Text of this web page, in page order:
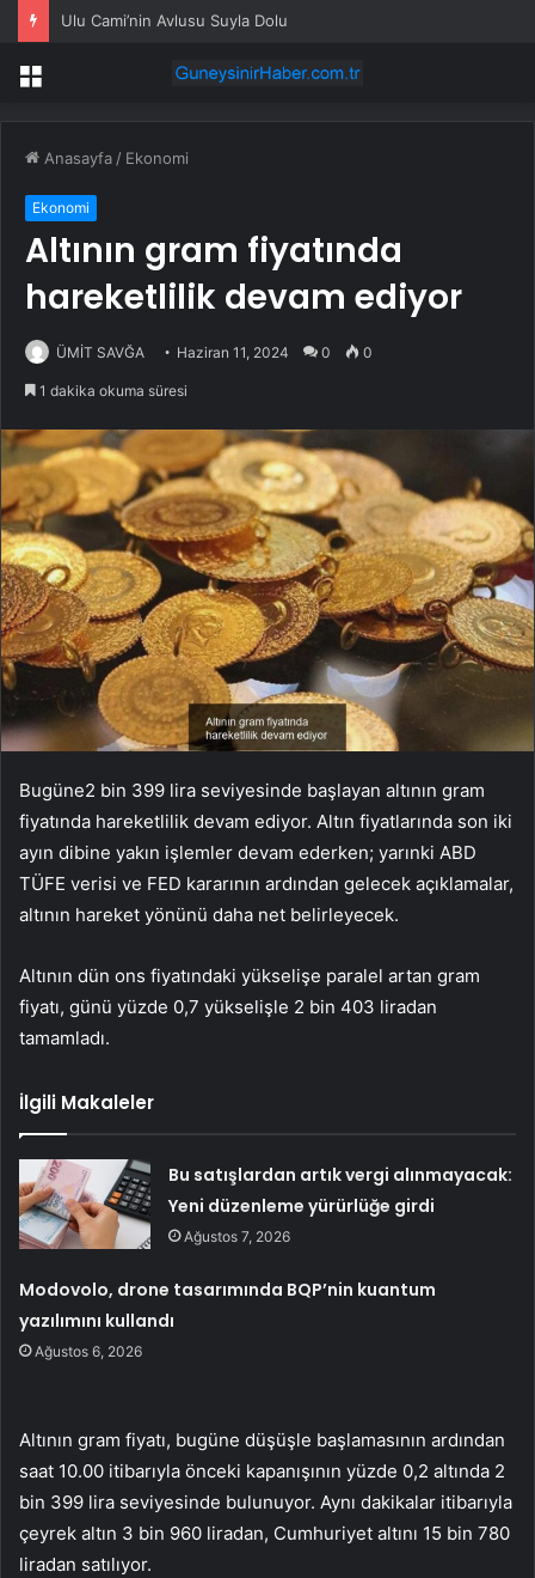
Ulu Cami’nin Avlusu Suyla Dolu
Menü
Anasayfa / Ekonomi
Ekonomi
Altının gram fiyatında
hareketlilik devam ediyor
ÜMİT SAVĞA Haziran 11, 2024 0 0
1 dakika okuma süresi
Bugüne2 bin 399 lira seviyesinde başlayan altının gram
fiyatında hareketlilik devam ediyor. Altın fiyatlarında son iki
ayın dibine yakın işlemler devam ederken; yarınki ABD
TÜFE verisi ve FED kararının ardından gelecek açıklamalar,
altının hareket yönünü daha net belirleyecek.
Altının dün ons fiyatındaki yükselişe paralel artan gram
fiyatı, günü yüzde 0,7 yükselişle 2 bin 403 liradan
tamamladı.
İlgili Makaleler
Bu satışlardan artık vergi alınmayacak:
Yeni düzenleme yürürlüğe girdi
Ağustos 7, 2026
Modovolo, drone tasarımında BQP’nin kuantum
yazılımını kullandı
Ağustos 6, 2026
Altının gram fiyatı, bugüne düşüşle başlamasının ardından
saat 10.00 itibarıyla önceki kapanışının yüzde 0,2 altında 2
bin 399 lira seviyesinde bulunuyor. Aynı dakikalar itibarıyla
çeyrek altın 3 bin 960 liradan, Cumhuriyet altını 15 bin 780
liradan satılıyor.